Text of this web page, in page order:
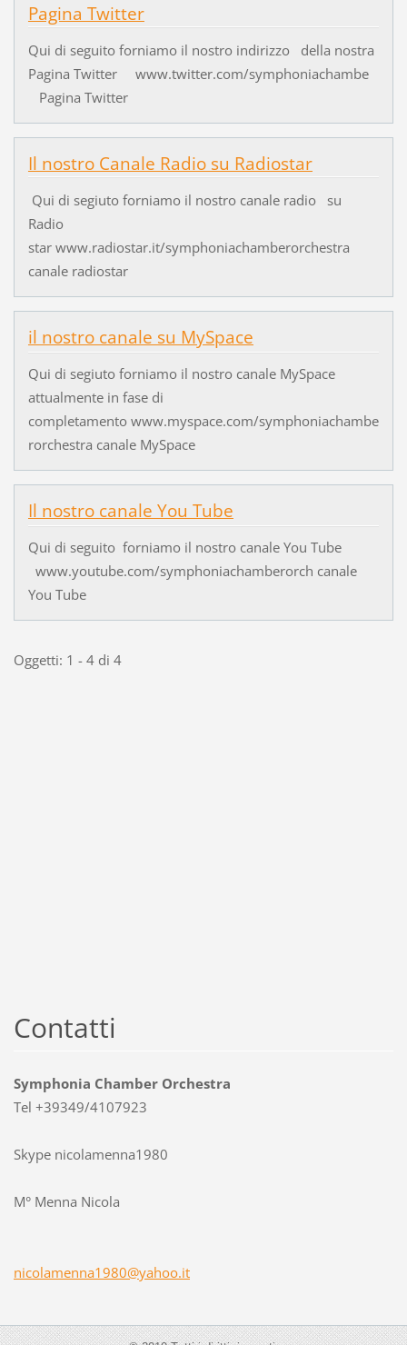
Pagina Twitter
Qui di seguito forniamo il nostro indirizzo della nostra
Pagina Twitter www.twitter.com/symphoniachambe
Pagina Twitter
Il nostro Canale Radio su Radiostar
Qui di segiuto forniamo il nostro canale radio su
Radio
star www.radiostar.it/symphoniachamberorchestra
canale radiostar
il nostro canale su MySpace
Qui di segiuto forniamo il nostro canale MySpace
attualmente in fase di
completamento www.myspace.com/symphoniachambe
rorchestra canale MySpace
Il nostro canale You Tube
Qui di seguito forniamo il nostro canale You Tube
www.youtube.com/symphoniachamberorch canale
You Tube
Oggetti: 1 - 4 di 4
Contatti
Symphonia Chamber Orchestra
Tel +39349/4107923
Skype nicolamenna1980
M° Menna Nicola
nicolamenna1980@yahoo.it